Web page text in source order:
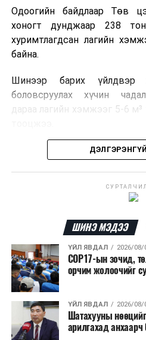
Одоогийн байдлаар Төв
хоногт дунджаар 238
хуримтлагдсан лагийн
байна.
Шинээр барих
боловсруулах хүчин
дараа лагийн хэмжээг 5-6 м³
Төслийн техник, эдийн
магадлалын ерөнхий
Мөн Нийслэлийн иргэдийн
2025 оны 25/01 дүгээр
хувийн хэвшлийн
төслийн жагсаалт”-д лаг
барих төслийг төр,
хэлбэрээр хэрэгжүүлэхээр
Лаг хатаах, шатаах
ШИНЭ МЭДЭЭ
ҮЙЛ ЯВДАЛ 2026/08/
COP17-ын зочид,
орчим жолоочийг
ҮЙЛ ЯВДАЛ 2026/08/
Шатахууны
арилгахад анхаарч